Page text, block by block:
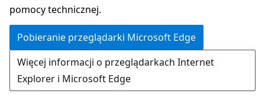
pomocy technicznej.
Pobieranie przeglądarki Microsoft Edge
Więcej informacji o przeglądarkach Internet
Explorer i Microsoft Edge